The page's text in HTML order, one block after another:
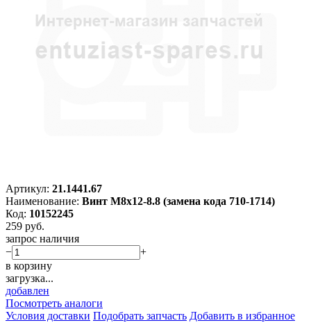
Артикул: 21.1441.67
Наименование: Винт M8х12-8.8 (замена кода 710-1714)
Код: 10152245
259 руб.
запрос наличия
−
+
в корзину
загрузка...
добавлен
Посмотреть аналоги
Условия доставки Подобрать запчасть Добавить в избранное